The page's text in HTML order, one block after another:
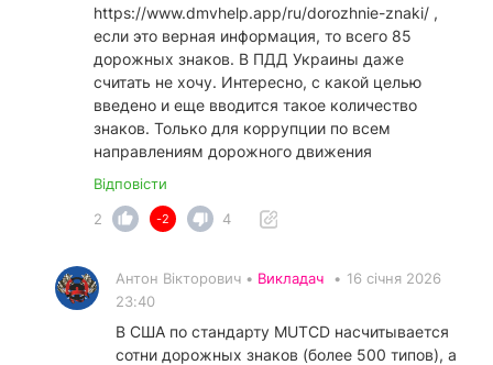
https://www.dmvhelp.app/ru/dorozhnie-znaki/ ,
если это верная информация, то всего 85
дорожных знаков. В ПДД Украины даже
считать не хочу. Интересно, с какой целью
введено и еще вводится такое количество
знаков. Только для коррупции по всем
направлениям дорожного движения
Відповісти
2
-2 4
Антон Вікторович • Викладач • 16 січня 2026
23:40
В США по стандарту MUTCD насчитывается
сотни дорожных знаков (более 500 типов), а